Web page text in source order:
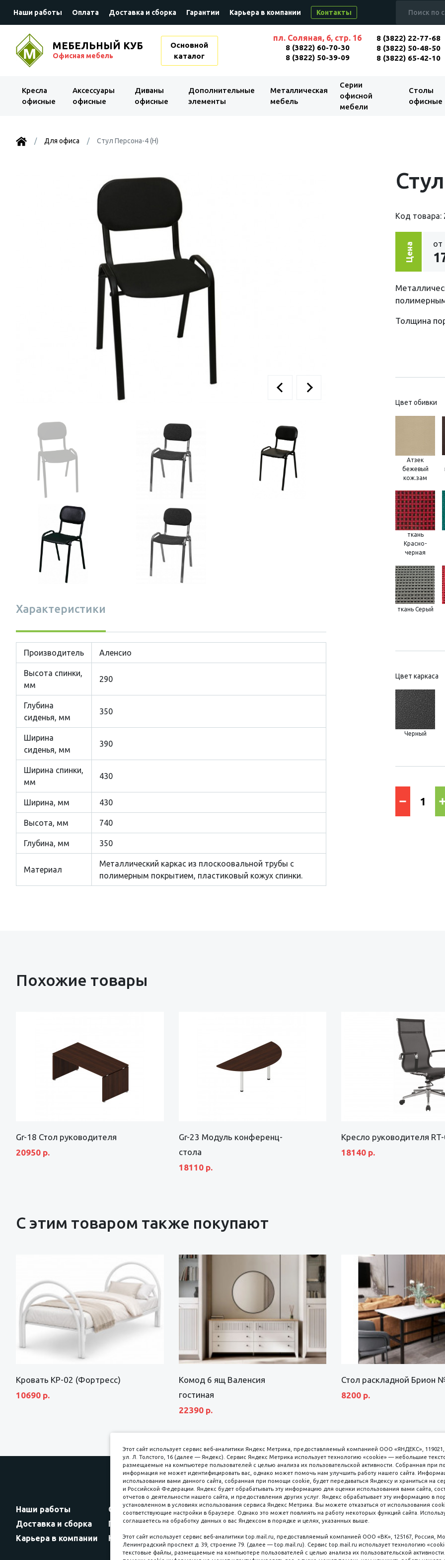
Наши работы Оплата Доставка и сборка Гарантии Карьера в компании Контакты
МЕБЕЛЬНЫЙ КУБ
Офисная мебель
Основной
каталог
пл. Соляная, 6, стр. 16
8 (3822) 60-70-30
8 (3822) 50-39-09
8 (3822) 22-77-68
8 (3822) 50-48-50
8 (3822) 65-42-10
Kресла
офисные
Аксессуары
офисные
Диваны
офисные
Дополнительные
элементы
Металлическая
мебель
Серии
офисной
мебели
Столы
офисные
Для офиса Стул Персона-4 (Н)
Характеристики
Производитель Аленсио
Высота спинки,
мм
290
Глубина
сиденья, мм
350
Ширина
сиденья, мм
390
Ширина спинки,
мм
430
Ширина, мм 430
Высота, мм 740
Глубина, мм 350
Материал
Металлический каркас из плоскоовальной трубы с
полимерным покрытием, пластиковый кожух спинки.
Код товара:
Цена от
Толщина
Цвет обивки
Атзек
бежевый
кож.зам
ткань
Красно-
черная
ткань Серый
Цвет каркаса
Черный
Похожие товары
Gr-18 Стол руководителя
20950 р.
Gr-23 Модуль конференц-
стола
18110 р.
Кресло руководителя
18140 р.
С этим товаром также покупают
Кровать КР-02 (Фортресс)
10690 р.
Комод 6 ящ Валенсия
гостиная
22390 р.
Стол раскладной Брион
8200 р.
Наши работы
Оплата
Доставка и сборка
Гарантии
Карьера в компании
Контакты
Принимаем к оплате
Наличные
пл.
8
8
Этот сайт использует сервис веб-аналитики Яндекс Метрика, предоставляемый компанией ООО «ЯНДЕКС», 119021,
ул. Л. Толстого, 16 (далее — Яндекс). Сервис Яндекс Метрика использует технологию «cookie» — небольшие
размещаемые на компьютере пользователей с целью анализа их пользовательской активности. Собранная при
информация не может идентифицировать вас, однако может помочь нам улучшить работу нашего сайта.
использовании вами данного сайта, собранная при помощи cookie, будет передаваться Яндексу и храниться на
и Российской Федерации. Яндекс будет обрабатывать эту информацию для оценки использования вами сайта,
отчетов о деятельности нашего сайта, и предоставления других услуг. Яндекс обрабатывает эту информацию в
установленном в условиях использования сервиса Яндекс Метрика. Вы можете отказаться от использования
соответствующие настройки в браузере. Однако это может повлиять на работу некоторых функций сайта.
соглашаетесь на обработку данных о вас Яндексом в порядке и целях, указанных выше.
Этот сайт использует сервис веб-аналитики top.mail.ru, предоставляемый компанией ООО «ВК», 125167, Россия,
Ленинградский проспект д. 39, строение 79. (далее — top.mail.ru). Сервис top.mail.ru использует технологию
текстовые файлы, размещаемые на компьютере пользователей с целью анализа их пользовательской